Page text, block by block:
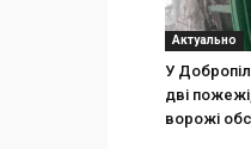
Актуально
У
дві
ворожі